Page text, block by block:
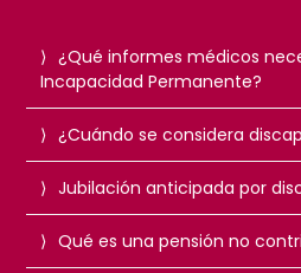
¿Qué informes médicos
Incapacidad Permanente?
¿Cuándo se considera
Jubilación anticipada por
Qué es una pensión no